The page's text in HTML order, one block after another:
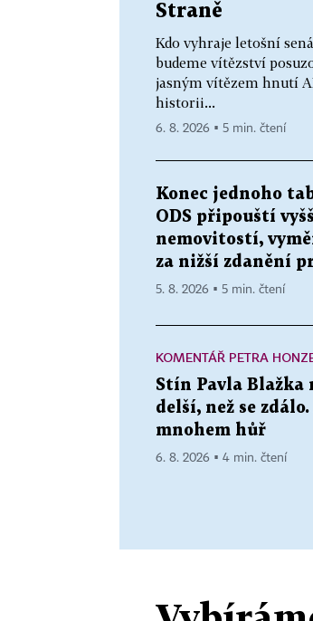
Straně
Kdo vyhraje letošní
budeme vítězství
jasným vítězem hnutí
historii...
6. 8. 2026 ▪ 5 min. čtení
Konec jednoho
ODS připouští
nemovitostí,
za nižší zdanění
5. 8. 2026 ▪ 5 min. čtení
KOMENTÁŘ PETRA
Stín Pavla Blažka
delší, než se
mnohem hůř
6. 8. 2026 ▪ 4 min. čtení